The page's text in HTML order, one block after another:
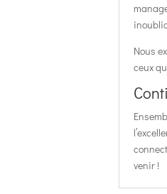
Nous
ceux
venir !